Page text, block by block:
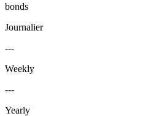
bonds
Journalier
---
Weekly
---
Yearly